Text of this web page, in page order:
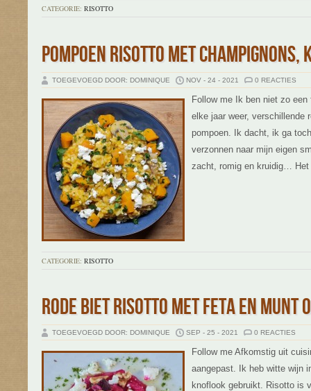
CATEGORIE: RISOTTO
POMPOEN RISOTTO MET CHAMPIGNONS,
TOEGEVOEGD DOOR: DOMINIQUE NOV - 24 - 2021 0 REACTIES
Follow me Ik ben niet zo
elke jaar weer, verschillende
pompoen. Ik dacht, ik ga
verzonnen naar mijn eigen
zacht, romig en kruidig… Het
CATEGORIE: RISOTTO
RODE BIET RISOTTO MET FETA EN MUNT
TOEGEVOEGD DOOR: DOMINIQUE SEP - 25 - 2021 0 REACTIES
Follow me Afkomstig uit
aangepast. Ik heb witte wijn
knoflook gebruikt. Risotto is